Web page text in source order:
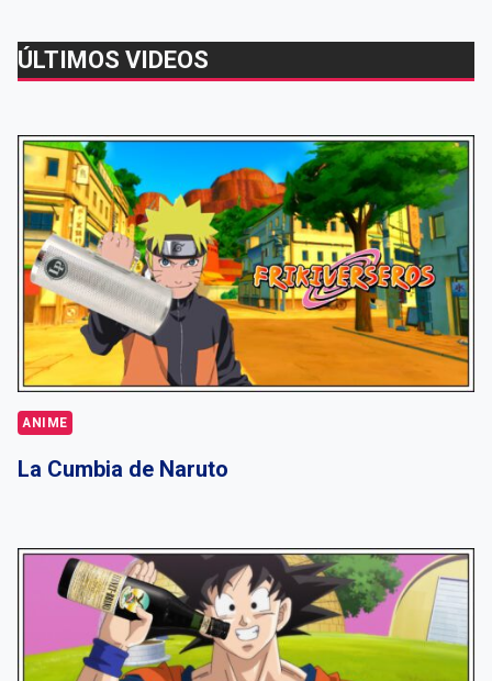
ÚLTIMOS VIDEOS
ANIME
La Cumbia de Naruto